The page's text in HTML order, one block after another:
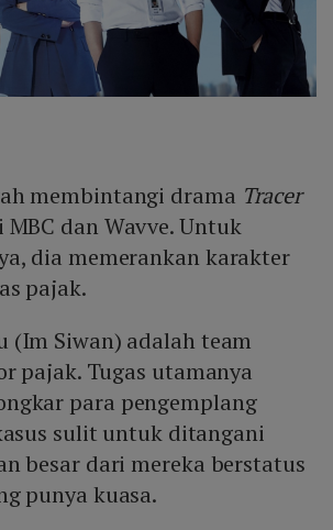
membintangi drama Tracer
dan Wavve. Untuk
dia memerankan karakter
pajak.
(Im Siwan) adalah team
pajak. Tugas utamanya
para pengemplang
sulit untuk ditangani
besar dari mereka berstatus
punya kuasa.